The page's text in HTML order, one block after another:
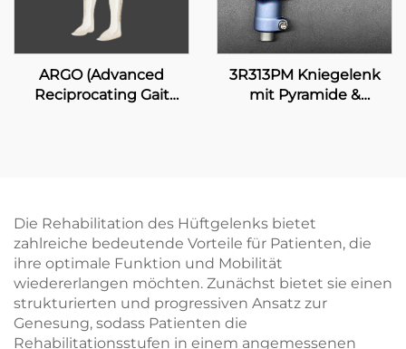
ARGO (Advanced
Reciprocating Gait
3R313PM Kniegelenk
mit Pyramide &
Die Rehabilitation des Hüftgelenks bietet
zahlreiche bedeutende Vorteile für Patienten, die
ihre optimale Funktion und Mobilität
wiedererlangen möchten. Zunächst bietet sie einen
strukturierten und progressiven Ansatz zur
Genesung, sodass Patienten die
Rehabilitationsstufen in einem angemessenen